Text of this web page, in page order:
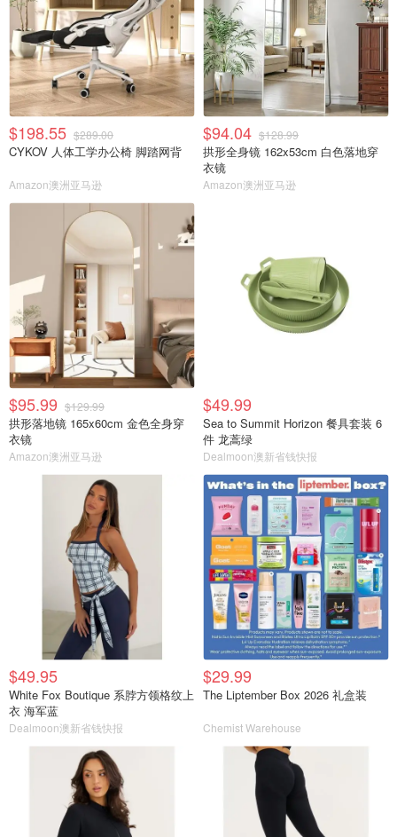
$198.55 $289.00
CYKOV 人体工学办公椅 脚踏网背
Amazon澳洲亚马逊
$94.04 $128.99
拱形全身镜 162x53cm 白色落地穿
衣镜
Amazon澳洲亚马逊
$95.99 $129.99
拱形落地镜 165x60cm 金色全身穿
衣镜
Amazon澳洲亚马逊
$49.99
Sea to Summit Horizon 餐具套装 6
件 龙蒿绿
Dealmoon澳新省钱快报
$49.95
White Fox Boutique 系脖方领格纹上
衣 海军蓝
Dealmoon澳新省钱快报
$29.99
The Liptember Box 2026 礼盒装
Chemist Warehouse